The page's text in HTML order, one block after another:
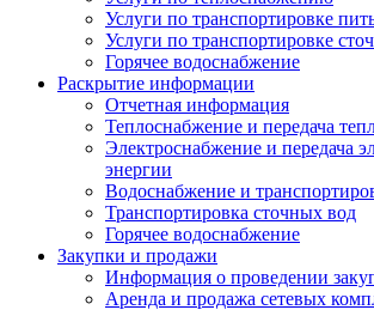
Услуги по транспортировке
Услуги по транспортировке
Горячее водоснабжение
Раскрытие информации
Отчетная информация
Теплоснабжение и передача
Электроснабжение и передача
энергии
Водоснабжение и
Транспортировка сточных вод
Горячее водоснабжение
Закупки и продажи
Информация о проведении
Аренда и продажа сетевых